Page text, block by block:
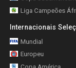
Liga Campeões
Internacionais
Mundial
Europeu